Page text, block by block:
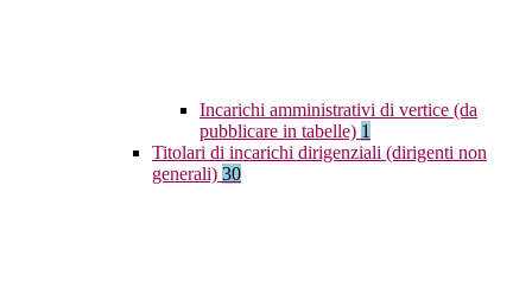
Incarichi amministrativi di vertice (da
pubblicare in tabelle) 1
Titolari di incarichi dirigenziali (dirigenti non
generali) 30